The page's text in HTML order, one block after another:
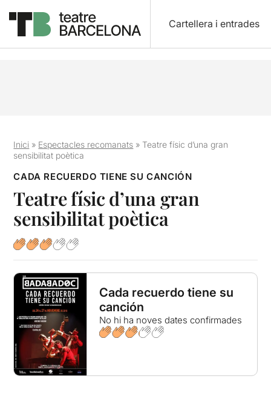
Cartellera i entrades
Inici » Espectacles recomanats »Teatre físic d’una gran
sensibilitat poètica
CADA RECUERDO TIENE SU CANCIÓN
Teatre físic d’una gran
sensibilitat poètica
Cada recuerdo tiene su
canción
No hi ha noves dates confirmades